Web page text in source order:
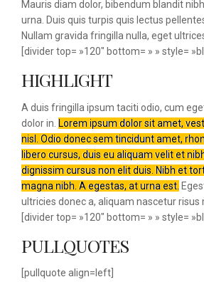
Mauris diam dolor, bibendum blandit
urna. Duis quis turpis quis lectus
Nullam gravida fringilla nulla, eget
[divider top= »120″ bottom= » » style=
HIGHLIGHT
A duis fringilla ipsum taciti odio, cum
dolor in. Lorem ipsum dolor sit amet,
nisl. Odio donec sem tincidunt amet,
libero cursus, duis eu aliquam velit et
dignissim cursus non elit duis. Nibh et
magna nibh. A egestas, at urna est.
ultricies donec a, aliquam nascetur risus
[divider top= »120″ bottom= » » style=
PULLQUOTES
[pullquote align=left]